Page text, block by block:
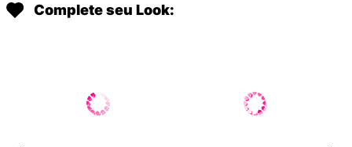
Complete seu Look: